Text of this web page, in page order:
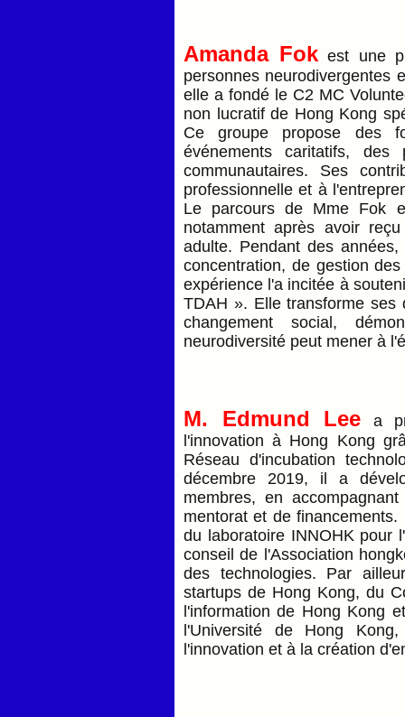
Amanda Fok est une
personnes neurodivergentes
elle a fondé le C2 MC
non lucratif de Hong Kong
Ce groupe propose des
événements caritatifs,
communautaires. Ses
professionnelle et à
Le parcours de Mme Fok
notamment après avoir
adulte. Pendant des
concentration, de gestion
expérience l'a incitée à
TDAH ». Elle transforme ses
changement social,
neurodiversité peut mener à
M. Edmund Lee a
l'innovation à Hong Kong
Réseau d'incubation
décembre 2019, il a
membres, en
mentorat et de
du laboratoire INNOHK pour
conseil de l'Association
des technologies. Par
startups de Hong Kong, du
l'information de Hong Kong
l'Université de Hong
l'innovation et à la création